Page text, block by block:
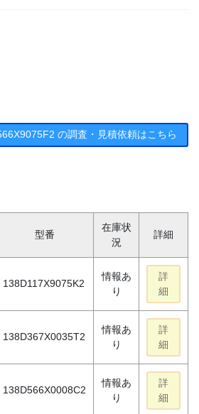
の調査・見積依頼はこちら
型番
在庫状
況
詳細
138D117X9075K2
情報あ
り
詳
細
138D367X0035T2
情報あ
り
詳
細
138D566X0008C2
情報あ
り
詳
細